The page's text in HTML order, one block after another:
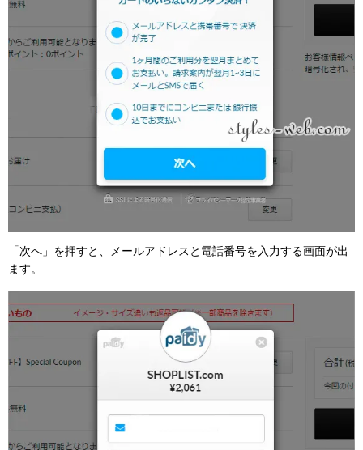
「次へ」を押すと、メールアドレスと電話番号を入力する画面が出
ます。